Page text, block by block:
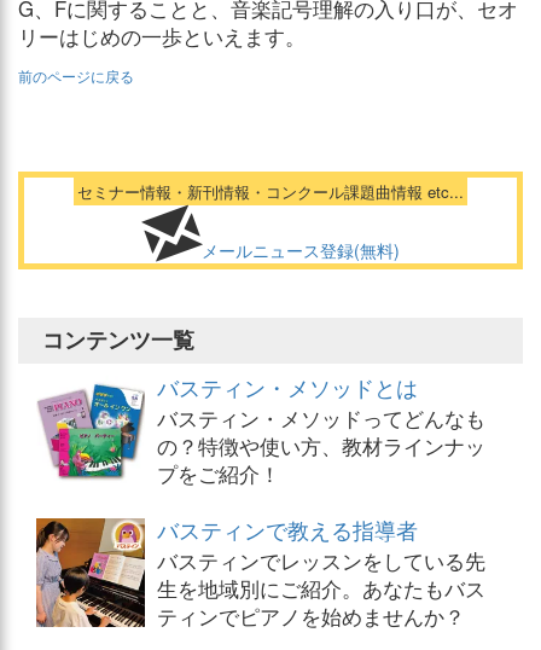
G、Fに関することと、音楽記号理解の入り口が、セオ
リーはじめの一歩といえます。
前のページに戻る
セミナー情報・新刊情報・コンクール課題曲情報 etc...
メールニュース登録(無料)
コンテンツ一覧
バスティン・メソッドとは
バスティン・メソッドってどんなも
の？特徴や使い方、教材ラインナッ
プをご紹介！
バスティンで教える指導者
バスティンでレッスンをしている先
生を地域別にご紹介。あなたもバス
ティンでピアノを始めませんか？